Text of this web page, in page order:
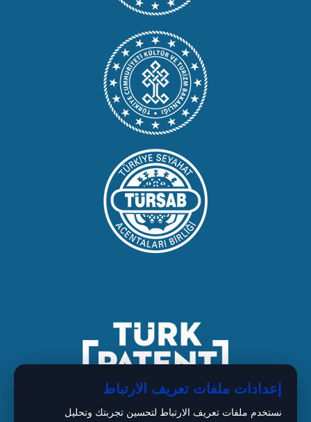
إعدادات ملفات تعريف الارتباط
نستخدم ملفات تعريف الارتباط لتحسين تجربتك وتحليل